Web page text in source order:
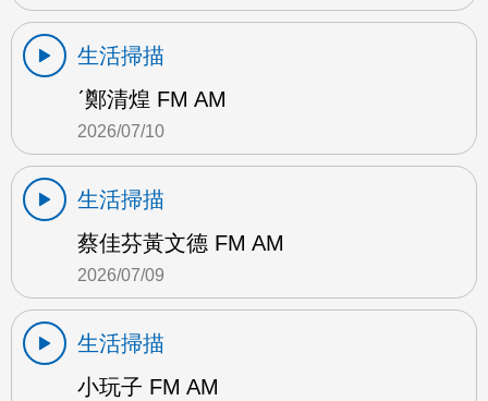
生活掃描
ˊ鄭清煌 FM AM
2026/07/10
生活掃描
蔡佳芬黃文德 FM AM
2026/07/09
生活掃描
小玩子 FM AM